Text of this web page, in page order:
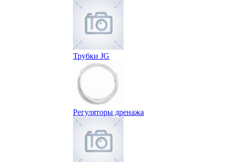
Трубки JG
Регуляторы дренажа